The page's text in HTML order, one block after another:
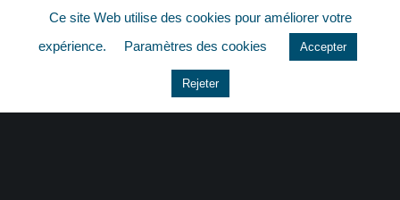
Ce site Web utilise des cookies pour améliorer votre
expérience.
Paramètres des cookies Accepter
Rejeter